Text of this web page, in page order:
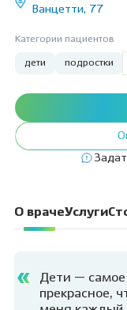
Ванцетти, 77
Категории пациентов
дети подростки
О врачеУслуги
Дети — самое
прекрасное,